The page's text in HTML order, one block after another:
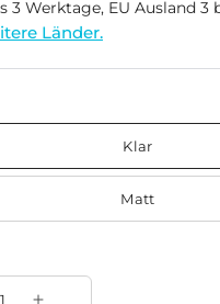
3 Werktage, EU Ausland 3
Länder.
Klar
Matt